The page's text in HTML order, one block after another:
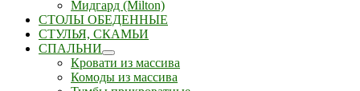
Мидгард (Milton)
СТОЛЫ ОБЕДЕННЫЕ
СТУЛЬЯ, СКАМЬИ
СПАЛЬНИ
Кровати из массива
Комоды из массива